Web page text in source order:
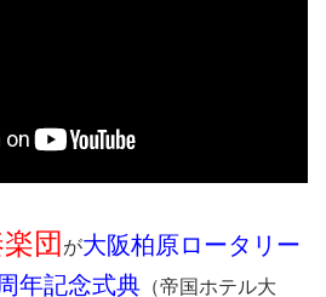
団が大阪柏原ロータリー
年記念式典 （帝国ホテル大